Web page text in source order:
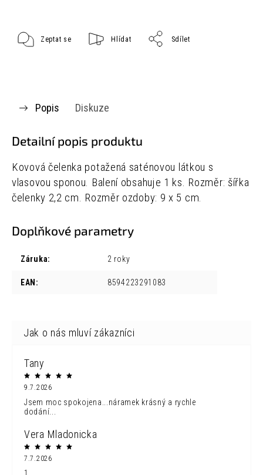
Zeptat se Hlídat Sdílet
Popis Diskuze
Detailní popis produktu
Kovová čelenka potažená saténovou látkou s
vlasovou sponou. Balení obsahuje 1 ks. Rozměr: šířka
čelenky 2,2 cm. Rozměr ozdoby: 9 x 5 cm.
Doplňkové parametry
Záruka: 2 roky
EAN : 8594223291083
Tany
9.7.2026
Jsem moc spokojena...náramek krásný a rychle
dodání...
Vera Mladonicka
7.7.2026